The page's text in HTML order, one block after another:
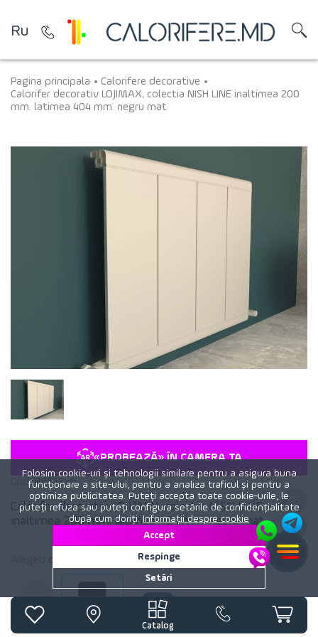
Ru
Catalog
Pagina principala
Calorifere decorative
Calorifer decorativ LOJIMAX, colectia NISH LINE inaltimea 200
mm. latimea 404 mm. negru mat
«PROBEAZĂ» ÎN CAMERA TA
Cod:89512xb
Calorifer decorativ LOJIMAX, colectia NISH LINE
inaltimea 200 mm. latimea 404 mm. negru mat
culoare Negru mat
Alb mat Negru mat
Folosim cookie-uri și tehnologii similare pentru a asigura buna
funcționare a site-ului, pentru a analiza traficul și pentru a
optimiza publicitatea. Puteți accepta toate cookie-urile, le
puteți refuza sau puteți configura setările de confidențialitate
după cum doriți. Informații despre cookie
Accept
Respinge
Setări